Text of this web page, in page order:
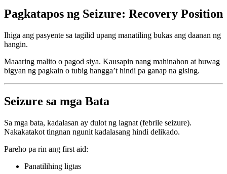
Pagkatapos ng Seizure: Recovery Position
Ihiga ang pasyente sa tagilid upang manatiling bukas ang daanan ng
hangin.
Maaaring malito o pagod siya. Kausapin nang mahinahon at huwag
bigyan ng pagkain o tubig hangga’t hindi pa ganap na gising.
Seizure sa mga Bata
Sa mga bata, kadalasan ay dulot ng lagnat (febrile seizure).
Nakakatakot tingnan ngunit kadalasang hindi delikado.
Pareho pa rin ang first aid:
Panatilihing ligtas